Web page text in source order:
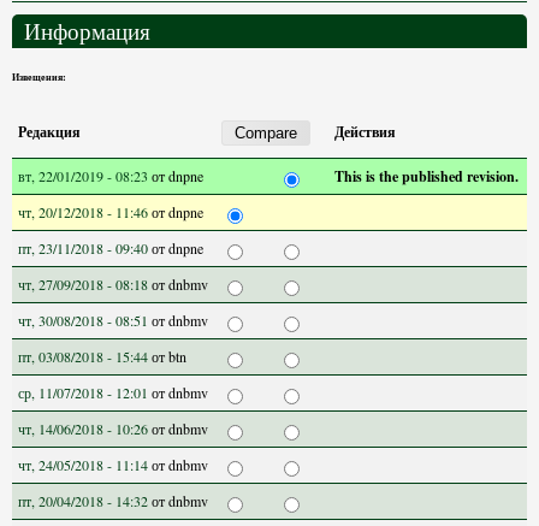
Информация
Извещения:
Редакция Действия
вт, 22/01/2019 - 08:23 отdnpne This is the published revision.
чт, 20/12/2018 - 11:46отdnpne
пт, 23/11/2018 - 09:40отdnpne
чт, 27/09/2018 - 08:18отdnbmv
чт, 30/08/2018 - 08:51 отdnbmv
пт, 03/08/2018 - 15:44отbtn
ср, 11/07/2018 - 12:01 отdnbmv
чт, 14/06/2018 - 10:26отdnbmv
чт, 24/05/2018 - 11:14отdnbmv
пт, 20/04/2018 - 14:32отdnbmv